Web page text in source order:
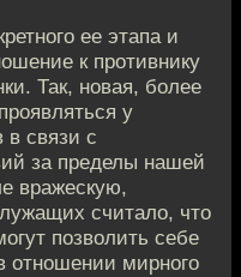
ее этапа и
к противнику
Так, новая, более
у
в связи с
за пределы нашей
вражескую,
считало, что
позволить себе
отношении мирного